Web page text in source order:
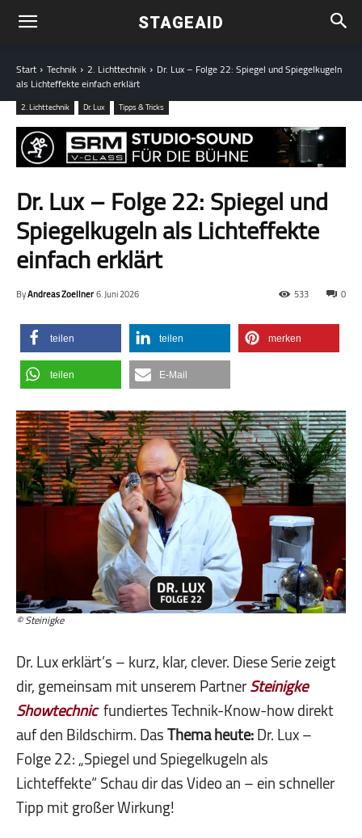
STAGEAID
Start Technik 2. Lichttechnik Dr. Lux – Folge 22: Spiegel und Spiegel­kugeln
als Lichteffekte einfach erklärt
2. Lichttechnik Dr. Lux Tipps & Tricks
Dr. Lux – Folge 22: Spiegel und
Spiegel­kugeln als Lichteffekte
einfach erklärt
ByAndreas Zoellner6. Juni 2026 0
533
teilen teilen merken
teilen E-Mail
© Steinigke
Dr. Lux erklärt’s – kurz, klar, clever. Diese Serie zeigt
dir, gemeinsam mit unserem PartnerSteinigke
Showtechnicfundiertes Technik-Know-how direkt
auf den Bildschirm. DasThema heute:Dr. Lux –
Folge 22: „Spiegel und Spiegelkugeln als
Lichteffekte“ Schau dir das Video an – ein schneller
Tipp mit großer Wirkung!